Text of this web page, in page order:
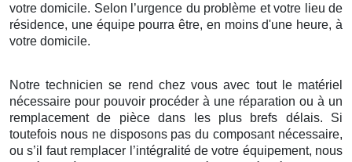
votre domicile. Selon l’urgence du problème et votre lieu de
résidence, une équipe pourra être, en moins d'une heure, à
votre domicile.
Notre technicien se rend chez vous avec tout le matériel
nécessaire pour pouvoir procéder à une réparation ou à un
remplacement de pièce dans les plus brefs délais. Si
toutefois nous ne disposons pas du composant nécessaire,
ou s’il faut remplacer l’intégralité de votre équipement, nous